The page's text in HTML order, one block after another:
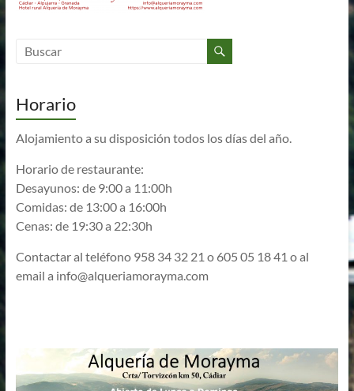
Horario
Alojamiento a su disposición todos los días del año.
Horario de restaurante:
Desayunos: de 9:00 a 11:00h
Comidas: de 13:00 a 16:00h
Cenas: de 19:30 a 22:30h
Contactar al teléfono 958 34 32 21 o 605 05 18 41 o al
email a info@alqueriamorayma.com